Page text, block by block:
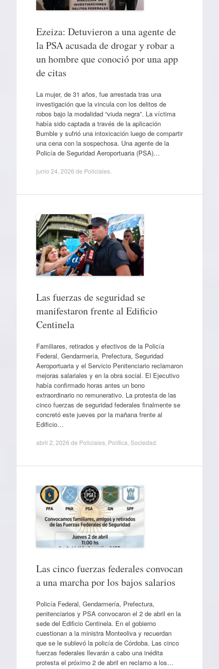
Ezeiza: Detuvieron a una agente de
la PSA acusada de drogar y robar a
un hombre que conoció por una app
de citas
La mujer, de 31 años, fue arrestada tras una
investigación que la vincula con los delitos de
robos bajo la modalidad “viuda negra”. La víctima
había sido captada a través de la aplicación
Bumble y sufrió una intoxicación luego de compartir
una cena con la sospechosa. Una agente de la
Policía de Seguridad Aeroportuaria (PSA)…
junio 24, 2026 de Policiales.
Las fuerzas de seguridad se
manifestaron frente al Edificio
Centinela
Familiares, retirados y efectivos de la Policía
Federal, Gendarmería, Prefectura, Seguridad
Aeroportuaria y el Servicio Penitenciario reclamaron
mejoras salariales y en la obra social. El Ejecutivo
había confirmado horas antes un bono
extraordinario no remunerativo. La protesta de las
cinco fuerzas de seguridad federales finalmente se
concretó este jueves por la mañana frente al
Edificio…
abril 2, 2026 de Policiales, Política Sociedad
Las cinco fuerzas federales convocan
a una marcha por los bajos salarios
Policía Federal, Gendarmería, Prefectura,
penitenciarios y PSA convocaron el 2 de abril en la
sede del Edificio Centinela. En el gobierno
cuestionan a la ministra Monteoliva y recuerdan
que se le sublevó la policía de Córdoba. Las cinco
fuerzas federales llevarán a cabo una inédita
protesta el próximo 2 de abril en reclamo a los…